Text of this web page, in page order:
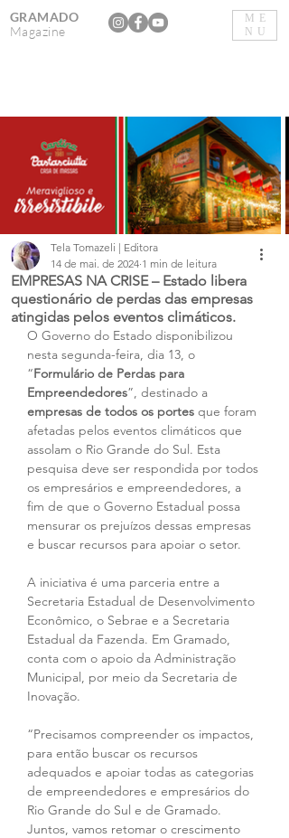
ME
NU
GRAMADO
Magazine
EMPRESAS NA CRISE – Estado libera
questionário de perdas das empresas
atingidas pelos eventos climáticos.
Tela Tomazeli | Editora
14 de mai. de 2024 1 min de leitura
O Governo do Estado disponibilizou
nesta segunda-feira, dia 13, o
“Formulário de Perdas para
Empreendedores”, destinado a
empresas de todos os portes que foram
afetadas pelos eventos climáticos que
assolam o Rio Grande do Sul. Esta
pesquisa deve ser respondida por todos
os empresários e empreendedores, a
fim de que o Governo Estadual possa
mensurar os prejuízos dessas empresas
e buscar recursos para apoiar o setor.
A iniciativa é uma parceria entre a
Secretaria Estadual de Desenvolvimento
Econômico, o Sebrae e a Secretaria
Estadual da Fazenda. Em Gramado,
conta com o apoio da Administração
Municipal, por meio da Secretaria de
Inovação.
“Precisamos compreender os impactos,
para então buscar os recursos
adequados e apoiar todas as categorias
de empreendedores e empresários do
Rio Grande do Sul e de Gramado.
Juntos, vamos retomar o crescimento